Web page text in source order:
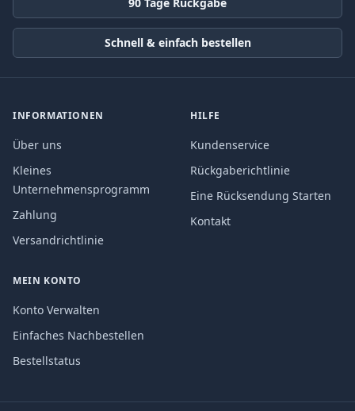
Schnell & einfach bestellen
INFORMATIONEN
Über uns
Kleines
Unternehmensprogramm
Zahlung
Versandrichtlinie
HILFE
Kundenservice
Rückgaberichtlinie
Eine Rücksendung Starten
Kontakt
MEIN KONTO
Konto Verwalten
Einfaches Nachbestellen
Bestellstatus